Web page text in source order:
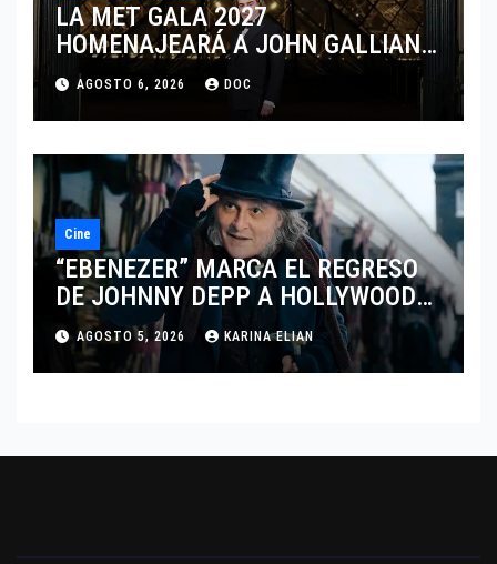
LA MET GALA 2027
HOMENAJEARÁ A JOHN GALLIANO
MARCANDO EL REGRESO DEL REY
DEL DRAMATISMO
AGOSTO 6, 2026 DOC
Cine
“EBENEZER” MARCA EL REGRESO
DE JOHNNY DEPP A HOLLYWOOD
TRAS SU PASO POR EL CINE
INDEPENDIENTE EUROPEO
AGOSTO 5, 2026 KARINA ELIAN